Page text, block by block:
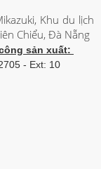
Khu du lịch
Chiểu, Đà Nẵng
sản xuất:
- Ext: 10